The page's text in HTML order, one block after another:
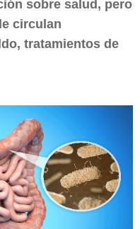
sobre salud, pero
circulan
tratamientos de